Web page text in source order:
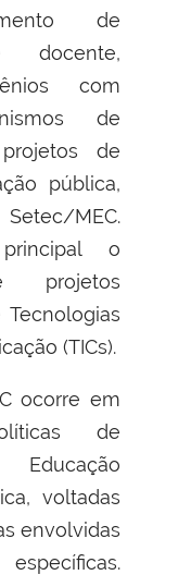
de
docente,
com
de
de
pública,
MEC.
o
projetos
(TICs).
ocorre em
de
voltadas
envolvidas